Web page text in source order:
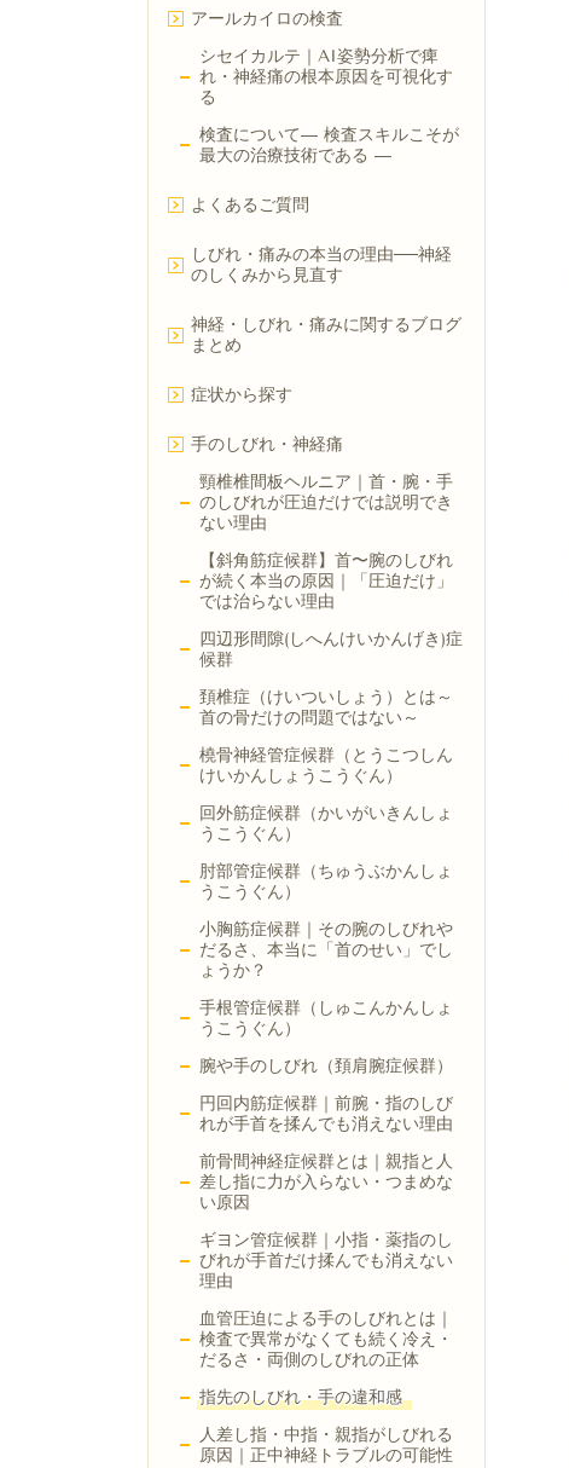
アールカイロの検査
シセイカルテ｜AI姿勢分析で痺
れ・神経痛の根本原因を可視化す
る
検査について― 検査スキルこそが
最大の治療技術である ―
よくあるご質問
しびれ・痛みの本当の理由──神経
のしくみから見直す
神経・しびれ・痛みに関するブログ
まとめ
症状から探す
手のしびれ・神経痛
頸椎椎間板ヘルニア｜首・腕・手
のしびれが圧迫だけでは説明でき
ない理由
【斜角筋症候群】首〜腕のしびれ
が続く本当の原因｜「圧迫だけ」
では治らない理由
四辺形間隙(しへんけいかんげき)症
候群
頚椎症（けいついしょう）とは～
首の骨だけの問題ではない～
橈骨神経管症候群（とうこつしん
けいかんしょうこうぐん）
回外筋症候群（かいがいきんしょ
うこうぐん）
肘部管症候群（ちゅうぶかんしょ
うこうぐん）
小胸筋症候群｜その腕のしびれや
だるさ、本当に「首のせい」でし
ょうか？
手根管症候群（しゅこんかんしょ
うこうぐん）
腕や手のしびれ（頚肩腕症候群）
円回内筋症候群｜前腕・指のしび
れが手首を揉んでも消えない理由
前骨間神経症候群とは｜親指と人
差し指に力が入らない・つまめな
い原因
ギヨン管症候群｜小指・薬指のし
びれが手首だけ揉んでも消えない
理由
血管圧迫による手のしびれとは｜
検査で異常がなくても続く冷え・
だるさ・両側のしびれの正体
指先のしびれ・手の違和感
人差し指・中指・親指がしびれる
原因｜正中神経トラブルの可能性